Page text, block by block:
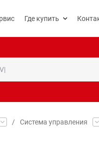
Где купить
/
Система управления